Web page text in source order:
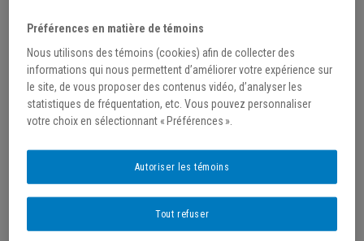
Museum numericum
16-19
FRQSC Soutien aux nouvelles équipes de recherche,
2022-2026. Chercheur principal : Marc André Bernier.
Préférences en matière de témoins
Nous utilisons des témoins (cookies) afin de collecter des
informations qui nous permettent d’améliorer votre expérience sur
le site, de vous proposer des contenus vidéo, d’analyser les
statistiques de fréquentation, etc. Vous pouvez personnaliser
votre choix en sélectionnant « Préférences ».
Tout refuser
Autoriser les témoins